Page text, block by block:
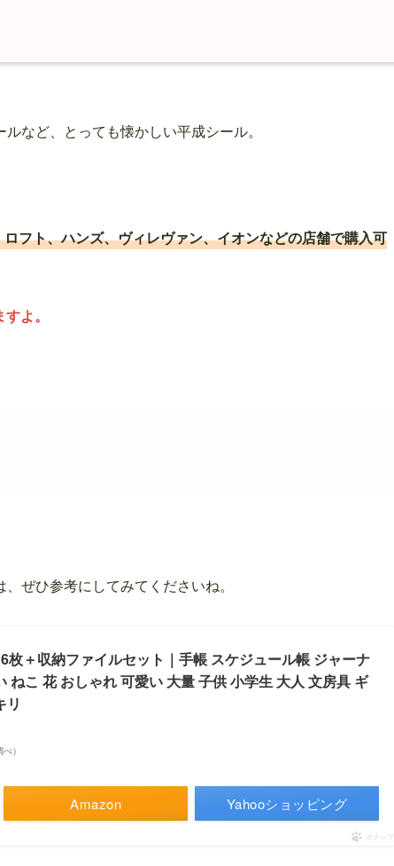
など、とっても懐かしい平成シール。
フト、ハンズ、ヴィレヴァン、イオンなどの店舗で購入可
よ。
ぜひ参考にしてみてくださいね。
枚＋収納ファイルセット｜手帳 スケジュール帳 ジャーナ
ねこ 花 おしゃれ 可愛い 大量 子供 小学生 大人 文房具 ギ
リ
）
Amazon Yahooショッピング
ポチップ